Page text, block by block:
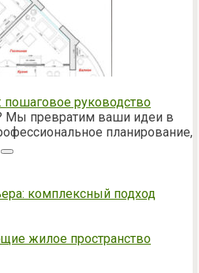
руководство
Мы превратим ваши идеи в
планирование,
комплексный подход
жилое пространство